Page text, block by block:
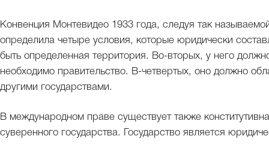
Конвенция Монтевидео 1933 года, следуя так
определила четыре условия, которые юридически
быть определенная территория. Во-вторых, у него
необходимо правительство. В-четвертых, оно должно
другими государствами.
В международном праве существует также
суверенного государства. Государство является